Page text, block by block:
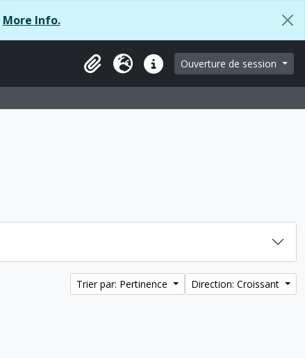
More Info.
ClipboardLangueLiens rapidesOuverture de session
Trier par: Pertinence Direction: Croissant